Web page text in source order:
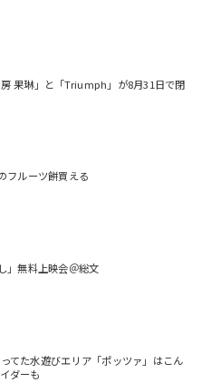
果琳」と「Triumph」が8月31日で閉
フルーツ餅買える
」無料上映会＠総文
てた水遊びエリア「ポッツァ」はこん
ダーも